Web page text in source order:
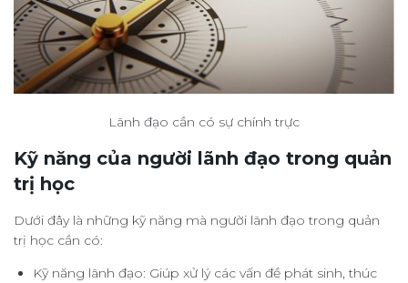
Lãnh đạo cần có sự chính trực
Kỹ năng của người lãnh đạo trong quản
trị học
Dưới đây là những kỹ năng mà người lãnh đạo trong quản
trị học cần có:
Kỹ năng lãnh đạo: Giúp xử lý các vấn đề phát sinh, thúc